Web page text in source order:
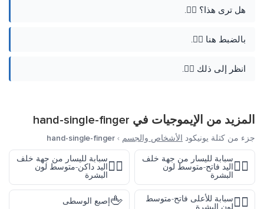
هل ترى هذا؟ 👉🏾.
بالضبط هنا 👉🏾.
انظر إلى ذلك 👉🏾.
المزيد من الإيموجيات في hand-single-finger
جزء من كتلة يونيكود الأشخاص والجسم ›
hand-single-finger
👈🏼
سبابة لليسار من جهة خلف
اليد فاتح-متوسط لون
البشرة
👈🏾
سبابة لليسار من جهة خلف
اليد داكن-متوسط لون
البشرة
☝🏼سبابة للأعلى فاتح-متوسط
لون البشرة
🖕إصبع الوسطى